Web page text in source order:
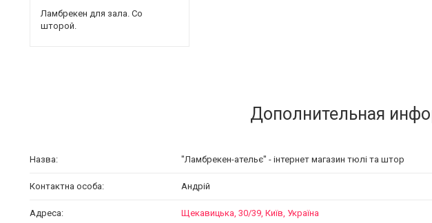
Ламбрекен для зала. Со
шторой.
"Ламбрекен-ательє" - інтернет магазин тюлі та штор
Андрій
Щекавицька, 30/39, Київ, Україна